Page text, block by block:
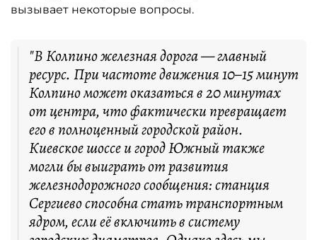
вызывает некоторые вопросы.
"В Колпино железная дорога — главный
ресурс. При частоте движения 10–15 минут
Колпино может оказаться в 20 минутах
от центра, что фактически превращает
его в полноценный городской район.
Киевское шоссе и город Южный также
могли бы выиграть от развития
железнодорожного сообщения: станция
Сергиево способна стать транспортным
ядром, если её включить в систему